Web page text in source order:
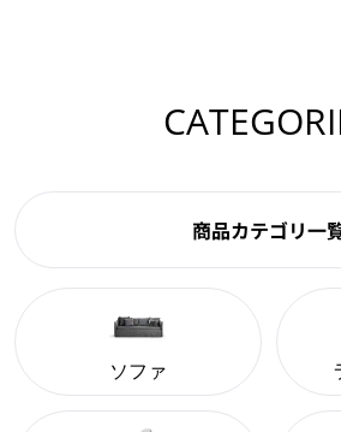
商品カテゴリ一
ソファ